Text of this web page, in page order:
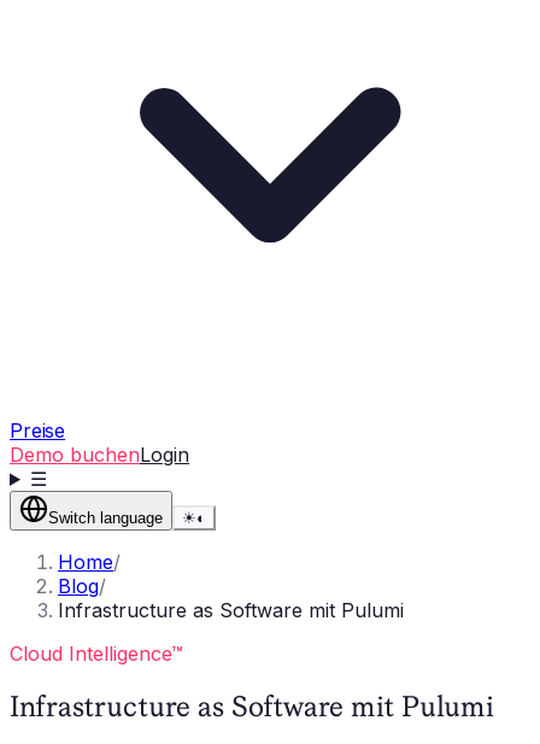
Preise
Demo buchenLogin
☰
Switch language ☀◐
Home/
Blog/
Infrastructure as Software mit Pulumi
Cloud Intelligence™
Infrastructure as Software mit Pulumi